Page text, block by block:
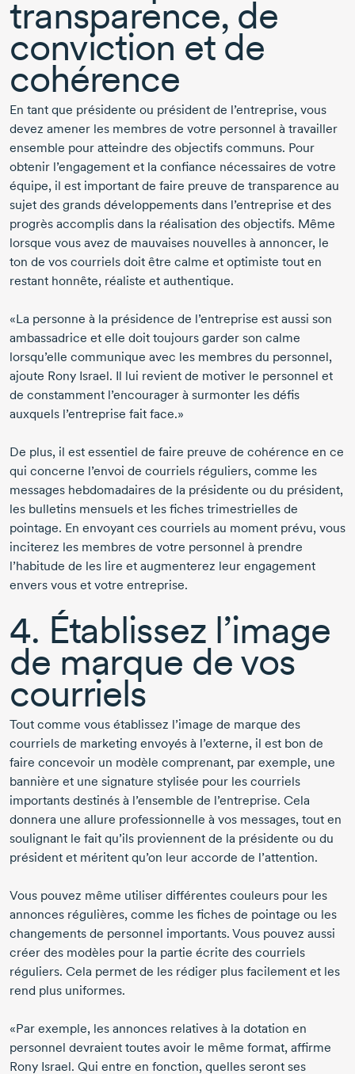
transparence, de
conviction et de
cohérence
En tant que présidente ou président de l’entreprise, vous
devez amener les membres de votre personnel à travailler
ensemble pour atteindre des objectifs communs. Pour
obtenir l’engagement et la confiance nécessaires de votre
équipe, il est important de faire preuve de transparence au
sujet des grands développements dans l’entreprise et des
progrès accomplis dans la réalisation des objectifs. Même
lorsque vous avez de mauvaises nouvelles à annoncer, le
ton de vos courriels doit être calme et optimiste tout en
restant honnête, réaliste et authentique.
«La personne à la présidence de l’entreprise est aussi son
ambassadrice et elle doit toujours garder son calme
lorsqu’elle communique avec les membres du personnel,
ajoute Rony Israel. Il lui revient de motiver le personnel et
de constamment l’encourager à surmonter les défis
auxquels l’entreprise fait face.»
De plus, il est essentiel de faire preuve de cohérence en ce
qui concerne l’envoi de courriels réguliers, comme les
messages hebdomadaires de la présidente ou du président,
les bulletins mensuels et les fiches trimestrielles de
pointage. En envoyant ces courriels au moment prévu, vous
inciterez les membres de votre personnel à prendre
l’habitude de les lire et augmenterez leur engagement
envers vous et votre entreprise.
4. Établissez l’image
de marque de vos
courriels
Tout comme vous établissez l’image de marque des
courriels de marketing envoyés à l’externe, il est bon de
faire concevoir un modèle comprenant, par exemple, une
bannière et une signature stylisée pour les courriels
importants destinés à l’ensemble de l’entreprise. Cela
donnera une allure professionnelle à vos messages, tout en
soulignant le fait qu’ils proviennent de la présidente ou du
président et méritent qu’on leur accorde de l’attention.
Vous pouvez même utiliser différentes couleurs pour les
annonces régulières, comme les fiches de pointage ou les
changements de personnel importants. Vous pouvez aussi
créer des modèles pour la partie écrite des courriels
réguliers. Cela permet de les rédiger plus facilement et les
rend plus uniformes.
«Par exemple, les annonces relatives à la dotation en
personnel devraient toutes avoir le même format, affirme
Rony Israel. Qui entre en fonction, quelles seront ses